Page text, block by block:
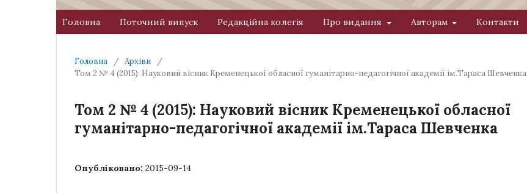
Головна Поточний випуск Редакційна колегія Про видання Авторам Контакти
Головна / Архіви
/
Том 2 № 4 (2015): Науковий вісник Кременецької обласної гуманітарно-педагогічної академії ім.Тараса Шевченка
Том 2 № 4 (2015): Науковий вісник Кременецької обласної
гуманітарно-педагогічної академії ім.Тараса Шевченка
Опубліковано: 2015-09-14